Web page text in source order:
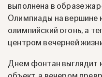
выполнена в образе
Олимпиады на вершине
олимпийский огонь, а
центром вечерней
Днем фонтан выглядит